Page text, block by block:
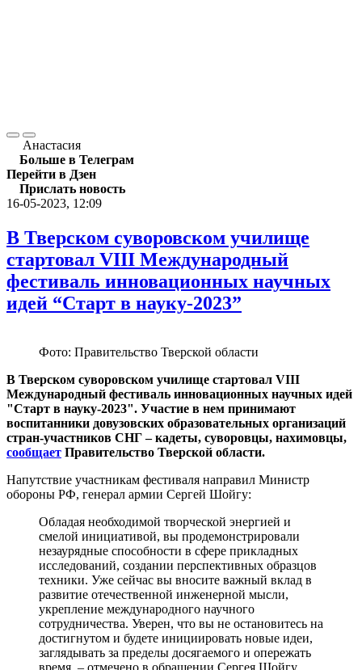
Анастасия
Больше в Телеграм
Перейти в Дзен
Прислать новость
16-05-2023, 12:09
В Тверском суворовском училище
стартовал VIII Международный
фестиваль инновационных научных
идей “Старт в науку-2023”
Фото: Правительство Тверской области
В Тверском суворовском училище стартовал VIII
Международный фестиваль инновационных научных идей
"Старт в науку-2023". Участие в нем принимают
воспитанники довузовских образовательных организаций
стран-участников СНГ – кадеты, суворовцы, нахимовцы,
сообщает Правительство Тверской области.
Напутствие участникам фестиваля направил Министр
обороны РФ, генерал армии Сергей Шойгу:
Обладая необходимой творческой энергией и
смелой инициативой, вы продемонстрировали
незаурядные способности в сфере прикладных
исследований, создании перспективных образцов
техники. Уже сейчас вы вносите важный вклад в
развитие отечественной инженерной мысли,
укрепление международного научного
сотрудничества. Уверен, что вы не остановитесь на
достигнутом и будете инициировать новые идеи,
заглядывать за пределы досягаемого и опережать
время, – отмечено в обращении Сергея Шойгу.